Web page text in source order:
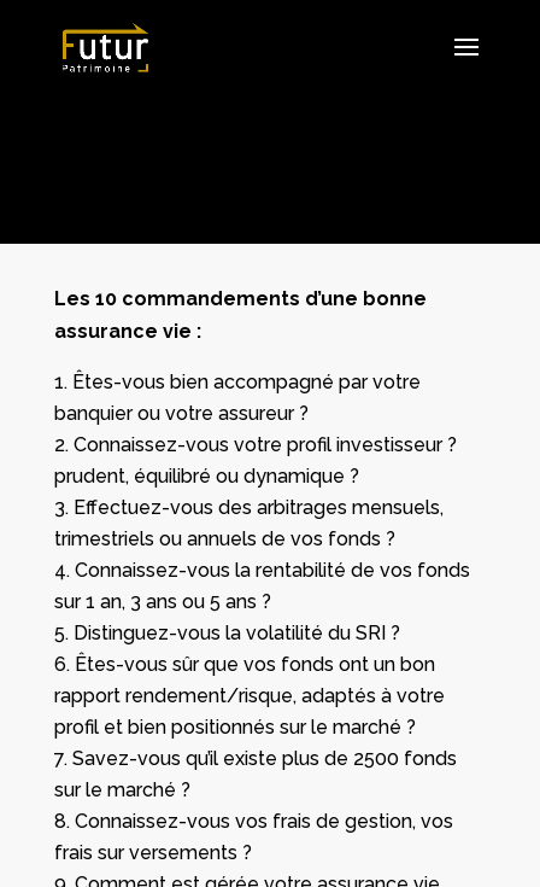
Les 10 commandements d’une bonne
assurance vie :
Êtes-vous bien accompagné par votre
banquier ou votre assureur ?
Connaissez-vous votre profil investisseur ?
prudent, équilibré ou dynamique ?
Effectuez-vous des arbitrages mensuels,
trimestriels ou annuels de vos fonds ?
Connaissez-vous la rentabilité de vos fonds
sur 1 an, 3 ans ou 5 ans ?
Distinguez-vous la volatilité du SRI ?
Êtes-vous sûr que vos fonds ont un bon
rapport rendement/risque, adaptés à votre
profil et bien positionnés sur le marché ?
Savez-vous qu’il existe plus de 2500 fonds
sur le marché ?
Connaissez-vous vos frais de gestion, vos
frais sur versements ?